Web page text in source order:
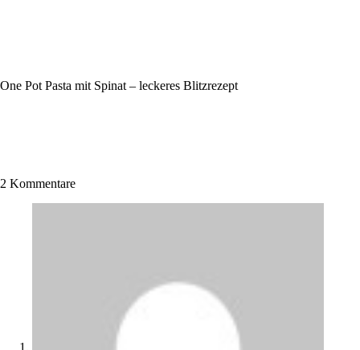
One Pot Pasta mit Spinat – leckeres Blitzrezept
2 Kommentare